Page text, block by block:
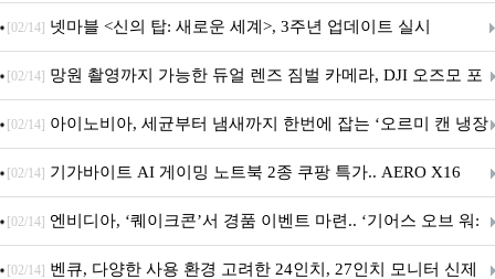
[02/14] 넷마블 <신의 탑: 새로운 세계>, 3주년 업데이트 실시
[02/14] 망원 촬영까지 가능한 듀얼 렌즈 짐벌 카메라, DJI 오즈모 포
켓 4P
[02/14] 아이노비아, 세균부터 냄새까지 한번에 잡는 ‘오르미 캔 냉장
고 살균 탈취기’ 출시
[02/14] 기가바이트 AI 게이밍 노트북 2종 쿠팡 특가.. AERO X16
GAMING A16 할인 진행
[02/14] 엔비디아, ‘퀘이크콘’서 경품 이벤트 마련.. ‘기어스 오브 워:
E-데이’ DLSS 지원
[02/14] 벤큐, 다양한 사용 환경 고려한 24인치, 27인치 모니터 신제